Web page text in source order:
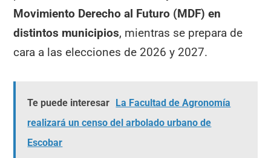
Movimiento Derecho al Futuro (MDF) en
distintos municipios, mientras se prepara de
cara a las elecciones de 2026 y 2027.
Te puede interesar
La Facultad de Agronomía
realizará un censo del arbolado urbano de
Escobar